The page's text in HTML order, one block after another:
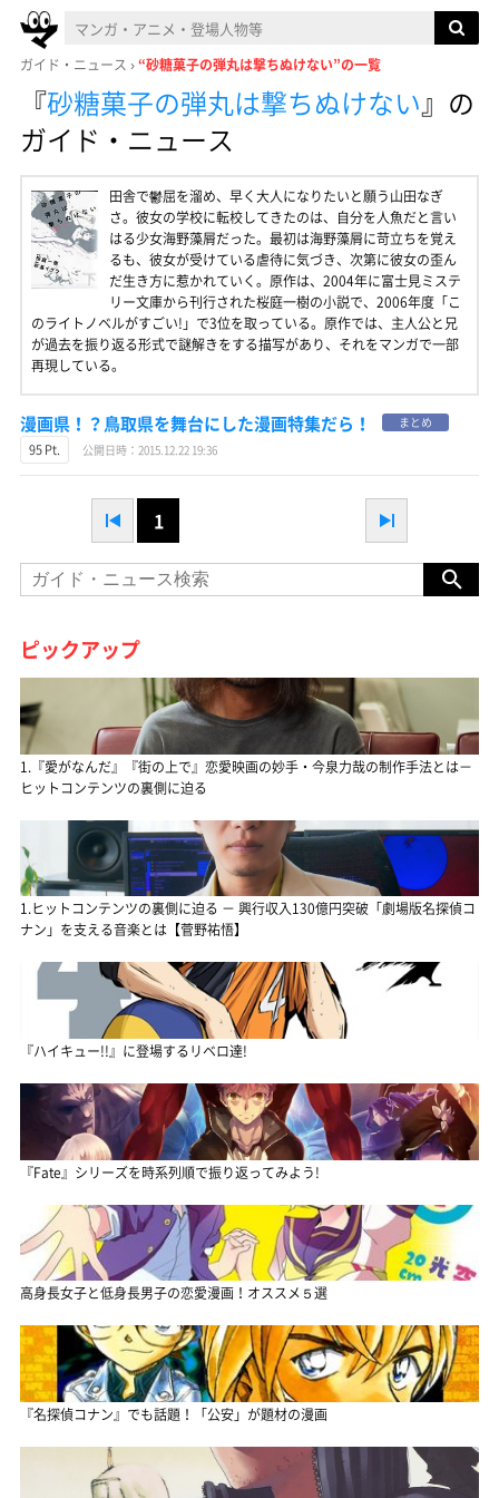
ガイド・ニュース “砂糖菓子の弾丸は撃ちぬけない”の一覧
『砂糖菓子の弾丸は撃ちぬけない』 の
ガイド・ニュース
田舎で鬱屈を溜め、早く大人になりたいと願う山田なぎ
さ。彼女の学校に転校してきたのは、自分を人魚だと言い
はる少女海野藻屑だった。最初は海野藻屑に苛立ちを覚え
るも、彼女が受けている虐待に気づき、次第に彼女の歪ん
だ生き方に惹かれていく。原作は、2004年に富士見ミステ
リー文庫から刊行された桜庭一樹の小説で、2006年度「こ
のライトノベルがすごい!」で3位を取っている。原作では、主人公と兄
が過去を振り返る形式で謎解きをする描写があり、それをマンガで一部
再現している。
漫画県！？鳥取県を舞台にした漫画特集だら！ まとめ
95 Pt. 公開日時：2015.12.22 19:36
1
ピックアップ
1.『愛がなんだ』『街の上で』恋愛映画の妙手・今泉力哉の制作手法とは－
ヒットコンテンツの裏側に迫る
1.ヒットコンテンツの裏側に迫る － 興行収入130億円突破「劇場版名探偵コ
ナン」を支える音楽とは【菅野祐悟】
『ハイキュー!!』に登場するリベロ達!
『Fate』シリーズを時系列順で振り返ってみよう!
高身長女子と低身長男子の恋愛漫画！オススメ５選
『名探偵コナン』でも話題！「公安」が題材の漫画